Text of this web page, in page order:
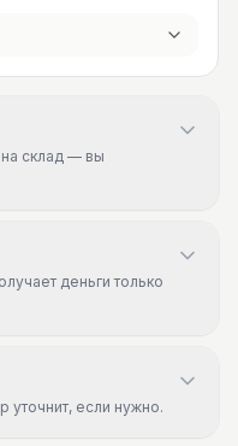
склад — вы
деньги только
уточнит, если нужно.